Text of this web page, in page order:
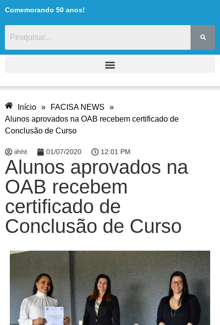
Comemorando 50 anos!
Início » FACISA NEWS
»
Alunos aprovados na OAB recebem certificado de
Conclusão de Curso
iihht 01/07/2020 12:01 PM
Alunos aprovados na
OAB recebem
certificado de
Conclusão de Curso